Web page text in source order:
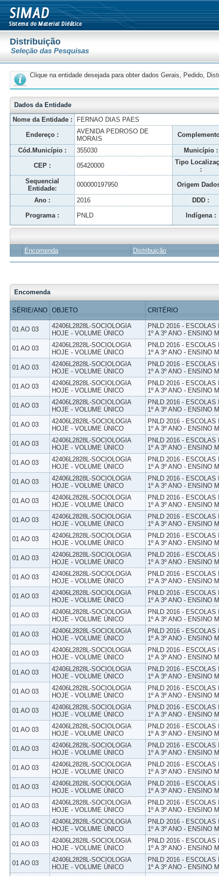
Distribuição
Seleção das Pesquisas
Clique na entidade desejada para obter dados Gerais, Pedido,
Dados da Entidade
Nome da Entidade :
FERNAO DIAS PAES
Endereço :
AVENIDA PEDROSO DE
MORAIS
Cód.Município : 355030 Município :
CEP : 05420000
Tipo
:
Sequencial
Entidade:
000000197950 Origem
Ano : 2016 DDD :
Programa : PNLD Indígena :
Encomenda Distribuição
Encomenda
SÉRIE/ANO OBJETO CRITÉRIO
01 AO 03
42406L2828L-SOCIOLOGIA
HOJE - VOLUME ÚNICO
PNLD 2016 -
1º A 3º ANO - ENSINO
01 AO 03
42406L2828L-SOCIOLOGIA
HOJE - VOLUME ÚNICO
PNLD 2016 -
1º A 3º ANO - ENSINO
01 AO 03
42406L2828L-SOCIOLOGIA
HOJE - VOLUME ÚNICO
PNLD 2016 -
1º A 3º ANO - ENSINO
01 AO 03
42406L2828L-SOCIOLOGIA
HOJE - VOLUME ÚNICO
PNLD 2016 -
1º A 3º ANO - ENSINO
01 AO 03
42406L2828L-SOCIOLOGIA
HOJE - VOLUME ÚNICO
PNLD 2016 -
1º A 3º ANO - ENSINO
01 AO 03
42406L2828L-SOCIOLOGIA
HOJE - VOLUME ÚNICO
PNLD 2016 -
1º A 3º ANO - ENSINO
01 AO 03
42406L2828L-SOCIOLOGIA
HOJE - VOLUME ÚNICO
PNLD 2016 -
1º A 3º ANO - ENSINO
01 AO 03
42406L2828L-SOCIOLOGIA
HOJE - VOLUME ÚNICO
PNLD 2016 -
1º A 3º ANO - ENSINO
01 AO 03
42406L2828L-SOCIOLOGIA
HOJE - VOLUME ÚNICO
PNLD 2016 -
1º A 3º ANO - ENSINO
01 AO 03
42406L2828L-SOCIOLOGIA
HOJE - VOLUME ÚNICO
PNLD 2016 -
1º A 3º ANO - ENSINO
01 AO 03
42406L2828L-SOCIOLOGIA
HOJE - VOLUME ÚNICO
PNLD 2016 -
1º A 3º ANO - ENSINO
01 AO 03
42406L2828L-SOCIOLOGIA
HOJE - VOLUME ÚNICO
PNLD 2016 -
1º A 3º ANO - ENSINO
01 AO 03
42406L2828L-SOCIOLOGIA
HOJE - VOLUME ÚNICO
PNLD 2016 -
1º A 3º ANO - ENSINO
01 AO 03
42406L2828L-SOCIOLOGIA
HOJE - VOLUME ÚNICO
PNLD 2016 -
1º A 3º ANO - ENSINO
01 AO 03
42406L2828L-SOCIOLOGIA
HOJE - VOLUME ÚNICO
PNLD 2016 -
1º A 3º ANO - ENSINO
01 AO 03
42406L2828L-SOCIOLOGIA
HOJE - VOLUME ÚNICO
PNLD 2016 -
1º A 3º ANO - ENSINO
01 AO 03
42406L2828L-SOCIOLOGIA
HOJE - VOLUME ÚNICO
PNLD 2016 -
1º A 3º ANO - ENSINO
01 AO 03
42406L2828L-SOCIOLOGIA
HOJE - VOLUME ÚNICO
PNLD 2016 -
1º A 3º ANO - ENSINO
01 AO 03
42406L2828L-SOCIOLOGIA
HOJE - VOLUME ÚNICO
PNLD 2016 -
1º A 3º ANO - ENSINO
01 AO 03
42406L2828L-SOCIOLOGIA
HOJE - VOLUME ÚNICO
PNLD 2016 -
1º A 3º ANO - ENSINO
01 AO 03
42406L2828L-SOCIOLOGIA
HOJE - VOLUME ÚNICO
PNLD 2016 -
1º A 3º ANO - ENSINO
01 AO 03
42406L2828L-SOCIOLOGIA
HOJE - VOLUME ÚNICO
PNLD 2016 -
1º A 3º ANO - ENSINO
01 AO 03
42406L2828L-SOCIOLOGIA
HOJE - VOLUME ÚNICO
PNLD 2016 -
1º A 3º ANO - ENSINO
01 AO 03
42406L2828L-SOCIOLOGIA
HOJE - VOLUME ÚNICO
PNLD 2016 -
1º A 3º ANO - ENSINO
01 AO 03
42406L2828L-SOCIOLOGIA
HOJE - VOLUME ÚNICO
PNLD 2016 -
1º A 3º ANO - ENSINO
01 AO 03
42406L2828L-SOCIOLOGIA
HOJE - VOLUME ÚNICO
PNLD 2016 -
1º A 3º ANO - ENSINO
01 AO 03
42406L2828L-SOCIOLOGIA
HOJE - VOLUME ÚNICO
PNLD 2016 -
1º A 3º ANO - ENSINO
01 AO 03
42406L2828L-SOCIOLOGIA
HOJE - VOLUME ÚNICO
PNLD 2016 -
1º A 3º ANO - ENSINO
01 AO 03
42406L2828L-SOCIOLOGIA
HOJE - VOLUME ÚNICO
PNLD 2016 -
1º A 3º ANO - ENSINO